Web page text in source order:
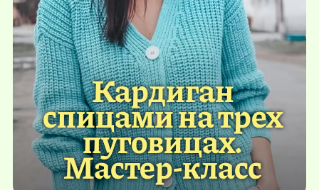
Кардиган
спицами на трех
пуговицах.
Мастер-класс